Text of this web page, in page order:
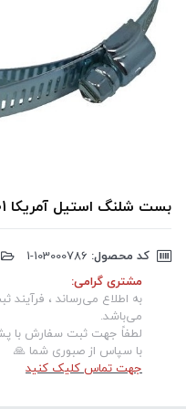
بست شلنگ استیل آمریکا 101-78
کد محصول:
مشتری گرامی:
به اطلاع می‌رساند ،
می‌باشد.
لطفاً جهت ثبت سفارش با
با سپاس از صبوری شما 🙏
جهت تماس کلیک کنید